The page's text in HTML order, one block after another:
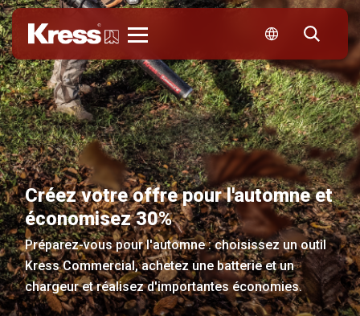
Créez votre offre pour l'automne et
économisez 30%
Préparez-vous pour l'automne : choisissez un outil
Kress Commercial, achetez une batterie et un
chargeur et réalisez d'importantes économies.